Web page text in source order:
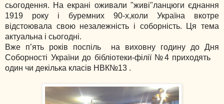
сьогодення. На екрані оживали "живі"ланцюги єднання
1919 року і буремних 90-х,коли Україна вкотре
відстоювала свою незалежність і соборність. Ця тема
актуальна і сьогодні.
Вже п’ять років поспіль на виховну годину до Дня
Соборності України до бібліотеки-філії №4 приходять
один чи декілька класів НВК№13 .